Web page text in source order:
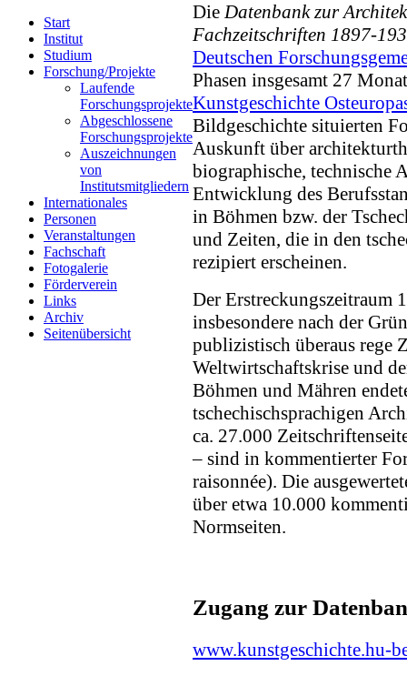
Start
Institut
Studium
Forschung/Projekte
Laufende
Forschungsprojekte
Abgeschlossene
Forschungsprojekte
Auszeichnungen
von
Institutsmitgliedern
Internationales
Personen
Veranstaltungen
Fachschaft
Fotogalerie
Förderverein
Links
Archiv
Seitenübersicht
DieDatenbank zur
Fachzeitschriften 1897-
Deutschen
Phasen insgesamt 27
Kunstgeschichte
Bildgeschichte situierten
Auskunft über
biographische, technische
Entwicklung des
in Böhmen bzw. der
und Zeiten, die in den
rezipiert erscheinen.
Der Erstreckungszeitraum
insbesondere nach der
publizistisch überaus rege
Weltwirtschaftskrise und
Böhmen und Mähren
tschechischsprachigen
ca. 27.000
– sind in kommentierter
raisonnée). Die
über etwa 10.000
Normseiten.
Zugang zur
www.kunstgeschichte.hu-